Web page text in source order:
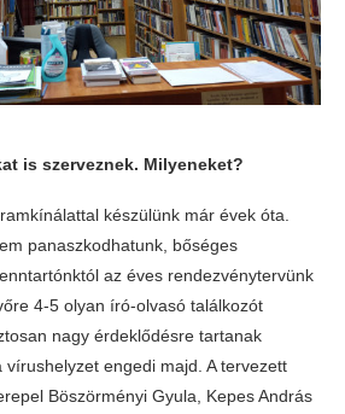
is szerveznek. Milyeneket?
készülünk már évek óta.
panaszkodhatunk, bőséges
az éves rendezvénytervünk
4-5 olyan író-olvasó találkozót
nagy érdeklődésre tartanak
engedi majd. A tervezett
Böszörményi Gyula, Kepes András